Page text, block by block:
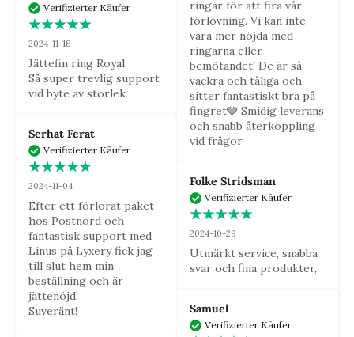
Verifizierter Käufer
2024-11-18
Jättefin ring Royal.
Så super trevlig support
vid byte av storlek
Serhat Ferat
Verifizierter Käufer
2024-11-04
Efter ett förlorat paket
hos Postnord och
fantastisk support med
Linus på Lyxery fick jag
till slut hem min
beställning och är
jättenöjd!
Suveränt!
ringar för att fira vår
förlovning. Vi kan inte
vara mer nöjda med
ringarna eller
bemötandet! De är så
vackra och tåliga och
sitter fantastiskt bra på
fingret🩶 Smidig leverans
och snabb återkoppling
vid frågor.
Folke Stridsman
Verifizierter Käufer
2024-10-29
Utmärkt service, snabba
svar och fina produkter,
Samuel
Verifizierter Käufer